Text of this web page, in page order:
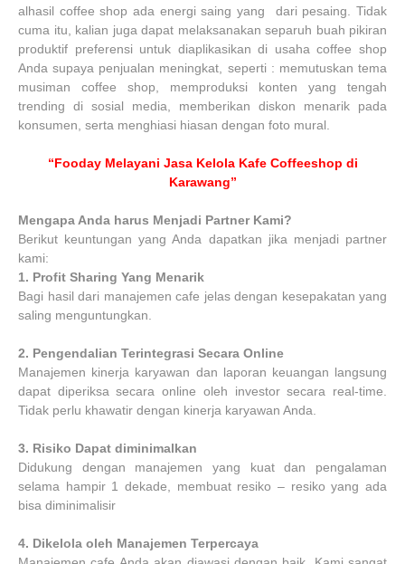
alhasil coffee shop ada energi saing yang dari pesaing. Tidak
cuma itu, kalian juga dapat melaksanakan separuh buah pikiran
produktif preferensi untuk diaplikasikan di usaha coffee shop
Anda supaya penjualan meningkat, seperti : memutuskan tema
musiman coffee shop, memproduksi konten yang tengah
trending di sosial media, memberikan diskon menarik pada
konsumen, serta menghiasi hiasan dengan foto mural.
“Fooday Melayani Jasa Kelola Kafe Coffeeshop di
Karawang”
Mengapa Anda harus Menjadi Partner Kami?
Berikut keuntungan yang Anda dapatkan jika menjadi partner
kami:
1. Profit Sharing Yang Menarik
Bagi hasil dari manajemen cafe jelas dengan kesepakatan yang
saling menguntungkan.
2. Pengendalian Terintegrasi Secara Online
Manajemen kinerja karyawan dan laporan keuangan langsung
dapat diperiksa secara online oleh investor secara real-time.
Tidak perlu khawatir dengan kinerja karyawan Anda.
3. Risiko Dapat diminimalkan
Didukung dengan manajemen yang kuat dan pengalaman
selama hampir 1 dekade, membuat resiko – resiko yang ada
bisa diminimalisir
4. Dikelola oleh Manajemen Terpercaya